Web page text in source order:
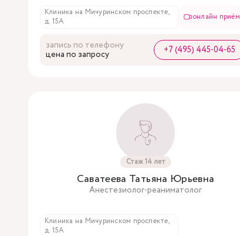
Клиника на Мичуринском проспекте,
д. 15А
онлайн приём
запись по телефону
цена по запросу
+7 (495) 445-04-65
Стаж 14 лет
Саватеева Татьяна Юрьевна
Анестезиолог-реаниматолог
Клиника на Мичуринском проспекте,
д. 15А